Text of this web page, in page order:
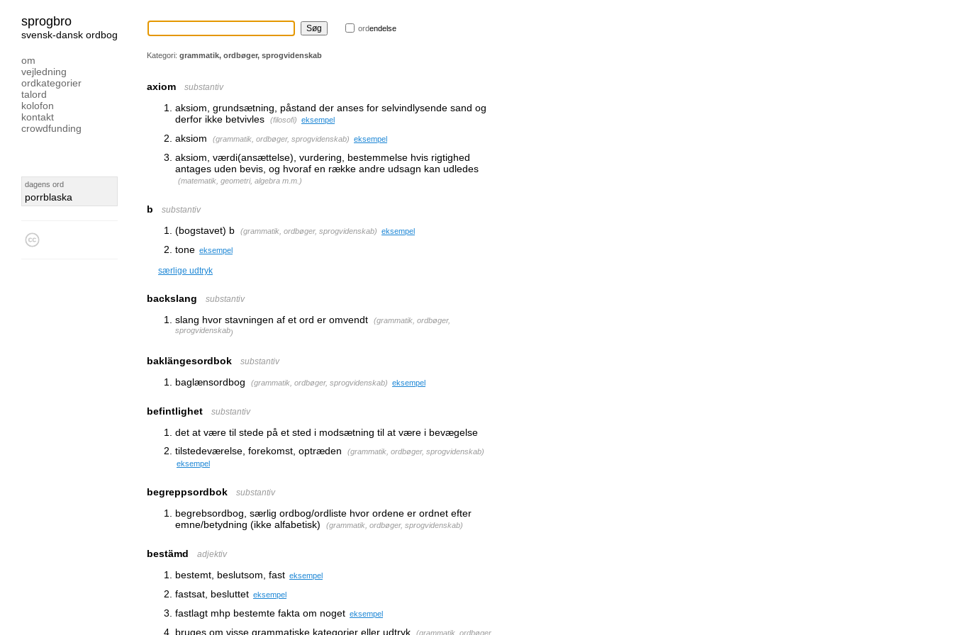
sprogbro
svensk-dansk ordbog
om
vejledning
ordkategorier
talord
kolofon
kontakt
crowdfunding
dagens ord
porrblaska
ordendelse
Kategori: grammatik, ordbøger, sprogvidenskab
axiom substantiv
aksiom, grundsætning, påstand der anses for selvindlysende sand og
derfor ikke betvivles
(filosofi) eksempel
aksiom (grammatik, ordbøger, sprogvidenskab) eksempel
aksiom, værdi(ansættelse), vurdering, bestemmelse hvis rigtighed
antages uden bevis, og hvoraf en række andre udsagn kan udledes
(matematik, geometri, algebra m.m. )
b substantiv
(bogstavet) b (grammatik, ordbøger, sprogvidenskab) eksempel
tone eksempel
særlige udtryk
backslang substantiv
slang hvor stavningen af et ord er omvendt (grammatik, ordbøger,
sprogvidenskab)
baklängesordbok substantiv
baglænsordbog (grammatik, ordbøger, sprogvidenskab) eksempel
befintlighet substantiv
det at være til stede på et sted i modsætning til at være i bevægelse
tilstedeværelse, forekomst, optræden
(grammatik, ordbøger, sprogvidenskab)
eksempel
begreppsordbok substantiv
begrebsordbog, særlig ordbog/ordliste hvor ordene er ordnet efter
emne/betydning (ikke alfabetisk)
(grammatik, ordbøger, sprogvidenskab)
bestämd adjektiv
bestemt, beslutsom, fast eksempel
fastsat, besluttet eksempel
fastlagt mhp bestemte fakta om noget eksempel
bruges om visse grammatiske kategorier eller udtryk (grammatik, ordbøger,